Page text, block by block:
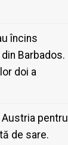
încins
Barbados.
doi a
pentru
de sare.